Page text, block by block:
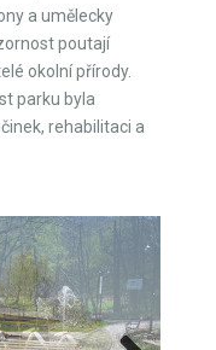
a umělecky
poutají
okolní přírody.
parku byla
rehabilitaci a